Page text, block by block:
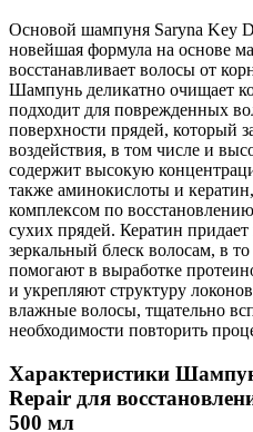
Основой шампуня Saryna Key
новейшая формула на основе
восстанавливает волосы от
Шампунь деликатно очищает
подходит для поврежденных
поверхности прядей, который
воздействия, в том числе и
содержит высокую
также аминокислоты и
комплексом по
сухих прядей. Кератин придает
зеркальный блеск волосам, в
помогают в выработке
и укрепляют структуру
влажные волосы, тщательно
необходимости повторить
Характеристики
Repair для
500 мл